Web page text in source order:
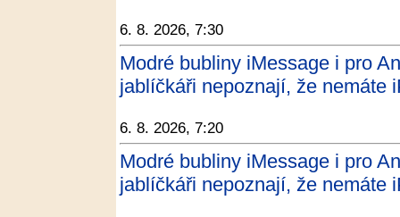
6. 8. 2026, 7:30
Modré bubliny iMessage i pro
jablíčkáři nepoznají, že nemáte
6. 8. 2026, 7:20
Modré bubliny iMessage i pro
jablíčkáři nepoznají, že nemáte